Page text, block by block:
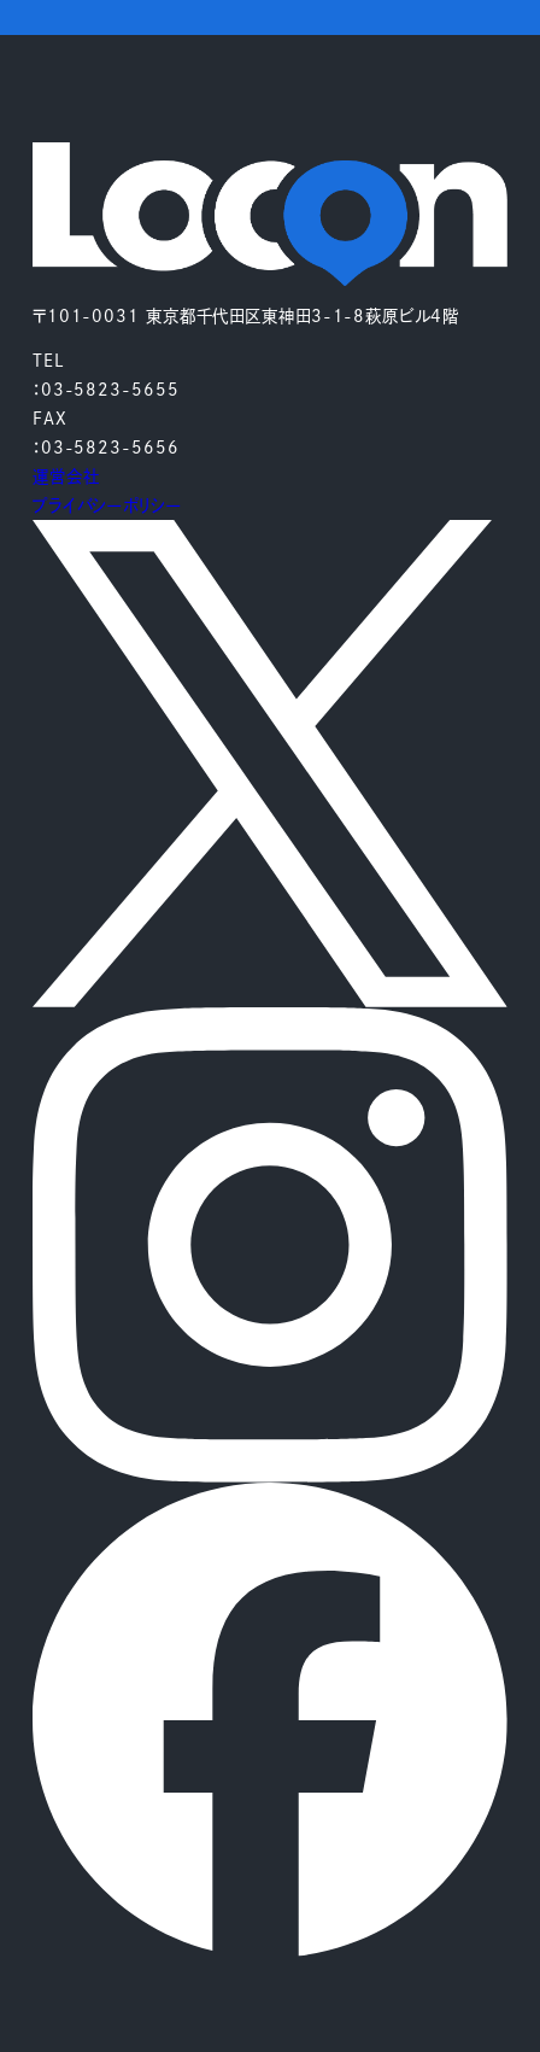
〒101-0031 東京都千代田区東神田3-1-8萩原ビル4階
TEL
：03-5823-5655
FAX
：03-5823-5656
運営会社
プライバシーポリシー